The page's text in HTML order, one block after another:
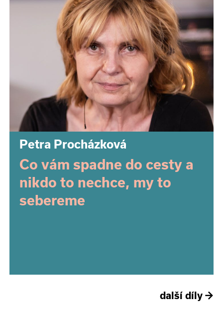
Petra Procházková
Co vám spadne do cesty a
nikdo to nechce, my to
sebereme
další díly →